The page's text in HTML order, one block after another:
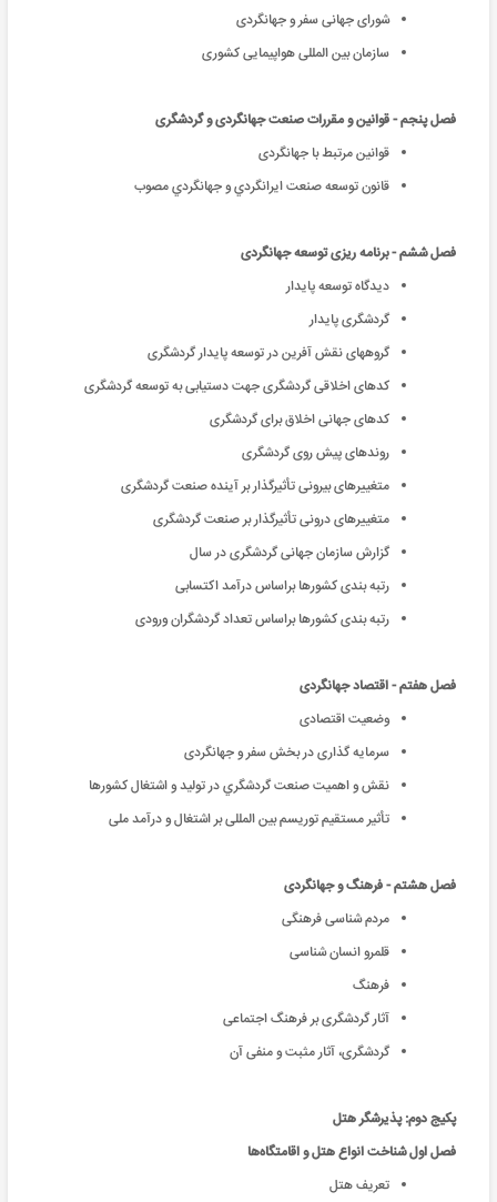
شورای جهانی سفر و جهانگردی
سازمان بین المللی هواپیمایی کشوری
فصل پنجم - قوانین و مقررات صنعت جهانگردی و گردشگری
قوانين مرتبط با جهانگردى
قانون توسعه صنعت ايرانگردي و جهانگردي مصوب
فصل ششم - برنامه ریزی توسعه جهانگردی
دیدگاه توسعه پایدار
گردشگری پایدار
گروههای نقش آفرین در توسعه پایدار گردشگری
کدهای اخلاقی گردشگری جهت دستیابی به توسعه گردشگری
کدهای جهانی اخلاق برای گردشگری
روندهای پیش روی گردشگری
متغییرهای بیرونی تأثیرگذار بر آینده صنعت گردشگری
متغییرهای درونی تأثیرگذار بر صنعت گردشگری
گزارش سازمان جهانی گردشگری در سال
رتبه بندی کشورها براساس درآمد اکتسابی
رتبه بندی کشورها براساس تعداد گردشگران ورودی
فصل هفتم - اقتصاد جهانگردی
وضعیت اقتصادی
سرمایه گذاری در بخش سفر و جهانگردی
نقش و اهميت صنعت گردشگري در توليد و اشتغال كشورها
تأثیر مستقیم توریسم بین المللی بر اشتغال و درآمد ملی
فصل هشتم - فرهنگ و جهانگردی
مردم شناسی فرهنگی
قلمرو انسان شناسی
فرهنگ
آثار گردشگری بر فرهنگ اجتماعی
گردشگری، آثار مثبت و منفی آن
پکیج دوم: پذیرشگر هتل
فصل اول شناخت انواع هتل و اقامتگاه‌ها
تعریف هتل